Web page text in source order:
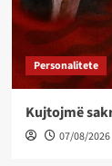
Personalitete
Kujtojmë
07/08/2026